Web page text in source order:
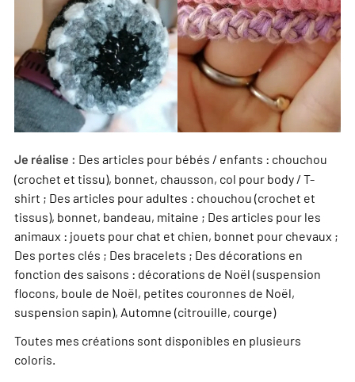
Je réalise : Des articles pour bébés / enfants : chouchou
(crochet et tissu), bonnet, chausson, col pour body / T-
shirt ; Des articles pour adultes : chouchou (crochet et
tissus), bonnet, bandeau, mitaine ; Des articles pour les
animaux : jouets pour chat et chien, bonnet pour chevaux ;
Des portes clés ; Des bracelets ; Des décorations en
fonction des saisons : décorations de Noël (suspension
flocons, boule de Noël, petites couronnes de Noël,
suspension sapin), Automne (citrouille, courge)
Toutes mes créations sont disponibles en plusieurs
coloris.